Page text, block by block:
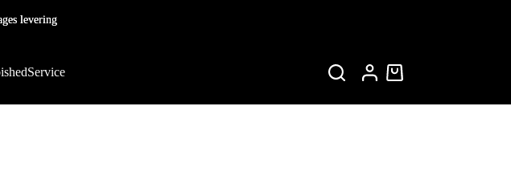
levering
Service